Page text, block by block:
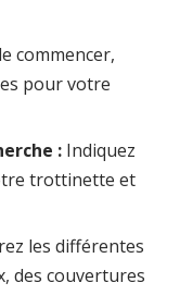
commencer,
pour votre
: Indiquez
trottinette et
les différentes
des couvertures